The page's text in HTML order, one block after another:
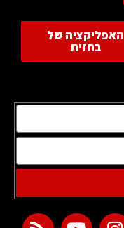
האפליקציה של
בחזית